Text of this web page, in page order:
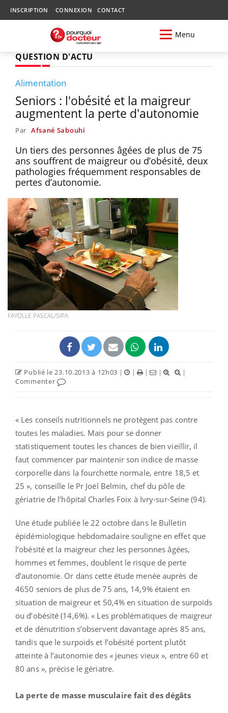
INSCRIPTION CONNEXION CONTACT
Menu
QUESTION D'ACTU
Alimentation
Seniors : l'obésité et la maigreur
augmentent la perte d'autonomie
Par Afsané Sabouhi
Un tiers des personnes âgées de plus de 75
ans souffrent de maigreur ou d’obésité, deux
pathologies fréquemment responsables de
pertes d’autonomie.
FAYOLLE PASCAL/SIPA
Publié le 23.10.2013 à 12h03 | | | |
|
Commenter
« Les conseils nutritionnels ne protègent pas contre
toutes les maladies. Mais pour se donner
statistiquement toutes les chances de bien vieillir, il
faut commencer par maintenir son indice de masse
corporelle dans la fourchette normale, entre 18,5 et
25 », conseille le Pr Joël Belmin, chef du pôle de
gériatrie de l’hôpital Charles Foix à Ivry-sur-Seine (94).
Une étude publiée le 22 octobre dans le Bulletin
épidémiologique hebdomadaire souligne en effet que
l’obésité et la maigreur chez les personnes âgées,
hommes et femmes, doublent le risque de perte
d’autonomie. Or dans cette étude menée auprès de
4650 seniors de plus de 75 ans, 14,9% étaient en
situation de maigreur et 50,4% en situation de surpoids
ou d’obésité (14,6%). « Les problématiques de maigreur
et de dénutrition s’observent davantage après 85 ans,
tandis que le surpoids et l’obésité portent plutôt
atteinte à l’autonomie des « jeunes vieux », entre 60 et
80 ans », précise le gériatre.
La perte de masse musculaire fait des dégâts